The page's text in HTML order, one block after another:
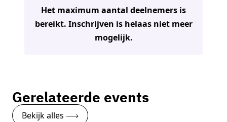
Het maximum aantal deelnemers is
bereikt. Inschrijven is helaas niet meer
mogelijk.
Gerelateerde events
Bekijk alles